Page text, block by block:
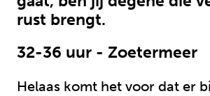
rust brengt.
32-36 uur - Zoetermeer
Helaas komt het voor dat er